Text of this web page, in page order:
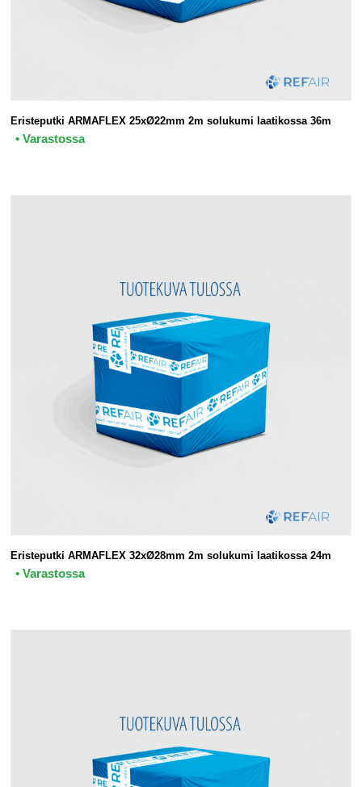
Eristeputki ARMAFLEX 25xØ22mm 2m solukumi laatikossa 36m
• Varastossa
Eristeputki ARMAFLEX 32xØ28mm 2m solukumi laatikossa 24m
• Varastossa